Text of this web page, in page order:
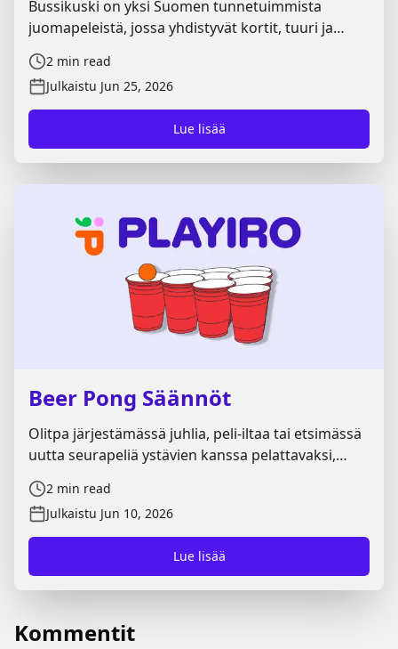
Bussikuski on yksi Suomen tunnetuimmista
juomapeleistä, jossa yhdistyvät kortit, tuuri ja
muistaminen. Peli koostuu kolmesta eri vaiheesta:
korttien arvaamisesta, pyramidista ja lopuksi
bussikuskin haasteesta, jossa yksi pelaajista
yrittää selvitä ilman virheitä. Tässä Playiron
oppaassa käymme läpi Bussikuski säännöt vaihe
2 min read
Julkaistu Jun 25, 2026
Lue lisää
Beer Pong Säännöt
Olitpa järjestämässä juhlia, peli-iltaa tai etsimässä
uutta seurapeliä ystävien kanssa pelattavaksi,
Beer Pong on yksi tunnetuimmista vaihtoehdoista.
Playiron oppaasta löydät tärkeimmät Beer Pong
säännöt, pelin kulun sekä hyödylliset vinkit
onnistuneeseen peliin.
2 min read
Julkaistu Jun 10, 2026
Lue lisää
Kommentit